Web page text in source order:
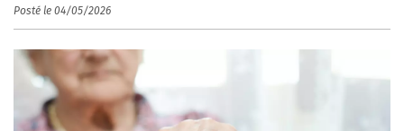
Posté le 04/05/2026